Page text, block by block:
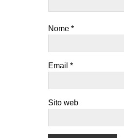
Nome *
Email *
Sito web